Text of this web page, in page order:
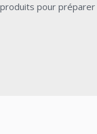
pour préparer